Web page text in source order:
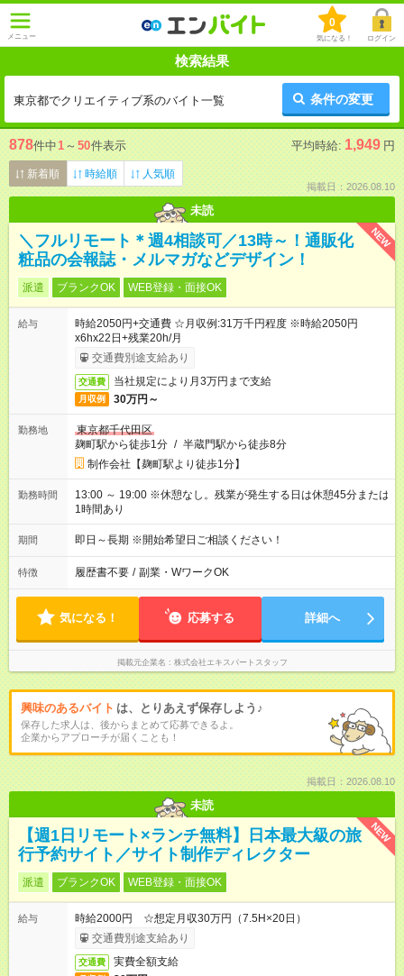
メニュー
0
気になる！ ログイン
検索結果
東京都でクリエイティブ系のバイト一覧 条件の変更
878件中1 ～ 50件表示 平均時給: 1,949 円
新着順 時給順 人気順
掲載日：2026.08.10
未読
NEW
＼フルリモート＊週4相談可／13時～！通販化
粧品の会報誌・メルマガなどデザイン！
派遣 ブランクOK WEB登録・面接OK
給与
時給2050円+交通費 ☆月収例:31万千円程度 ※時給2050円
x6hx22日+残業20h/月
交通費別途支給あり
交通費 当社規定により月3万円まで支給
月収例 30万円～
勤務地
東京都千代田区
麹町駅から徒歩1分 / 半蔵門駅から徒歩8分
制作会社【麹町駅より徒歩1分】
勤務時間
13:00 ～ 19:00 ※休憩なし。残業が発生する日は休憩45分または
1時間あり
期間 即日～長期 ※開始希望日ご相談ください！
特徴 履歴書不要 / 副業・WワークOK
気になる！ 応募する 詳細へ
掲載元企業名 株式会社エキスパートスタッフ
興味のあるバイト は、とりあえず保存しよう♪
保存した求人は、後からまとめて応募できるよ。
企業からアプローチが届くことも！
掲載日：2026.08.10
未読
NEW
【週1日リモート×ランチ無料】日本最大級の旅
行予約サイト／サイト制作ディレクター
派遣 ブランクOK WEB登録・面接OK
給与
時給2000円 ☆想定月収30万円（7.5H×20日）
交通費別途支給あり
交通費 実費全額支給